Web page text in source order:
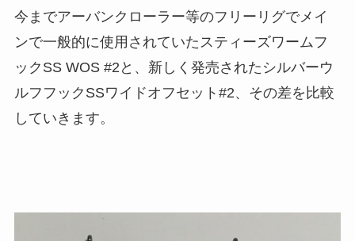
今までアーバンクローラー等のフリーリグでメイ
ンで一般的に使用されていたスティーズワームフ
ックSS WOS #2と、新しく発売されたシルバーウ
ルフフックSSワイドオフセット#2、その差を比較
していきます。